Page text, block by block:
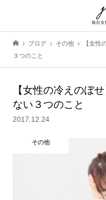
ブログ その他
【女性
３つのこと
【女性の冷えのぼ
ない３つのこと
2017.12.24
その他